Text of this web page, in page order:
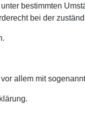
bestimmten
bei der
allem mit